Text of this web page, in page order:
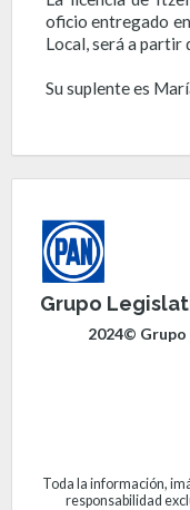
oficio entregado
Local, será a partir
Su suplente es
Grupo
2024©
Toda la información,
responsabilidad